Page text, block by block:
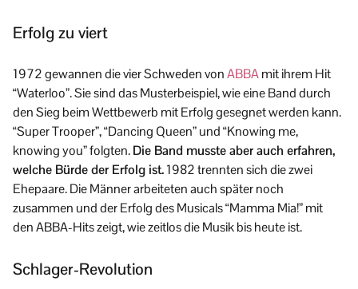
Erfolg zu viert
1972 gewannen die vier Schweden vonABBAmit ihrem Hit
“Waterloo”. Sie sind das Musterbeispiel, wie eine Band durch
den Sieg beim Wettbewerb mit Erfolg gesegnet werden kann.
“Super Trooper”, “Dancing Queen” und “Knowing me,
knowing you” folgten.Die Band musste aber auch erfahren,
welche Bürde der Erfolg ist.1982 trennten sich die zwei
Ehepaare. Die Männer arbeiteten auch später noch
zusammen und der Erfolg des Musicals “Mamma Mia!” mit
den ABBA-Hits zeigt, wie zeitlos die Musik bis heute ist.
Schlager-Revolution